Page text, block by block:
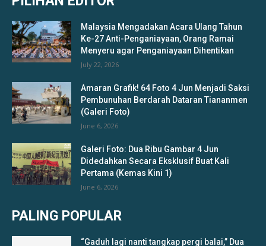
Malaysia Mengadakan Acara Ulang Tahun
Ke-27 Anti-Penganiayaan, Orang Ramai
Menyeru agar Penganiayaan Dihentikan
July 22, 2026
Amaran Grafik! 64 Foto 4 Jun Menjadi Saksi
Pembunuhan Berdarah Dataran Tiananmen
(Galeri Foto)
June 6, 2026
Galeri Foto: Dua Ribu Gambar 4 Jun
Didedahkan Secara Eksklusif Buat Kali
Pertama (Kemas Kini 1)
June 6, 2026
PALING POPULAR
“Gaduh lagi nanti tangkap pergi balai,” Dua